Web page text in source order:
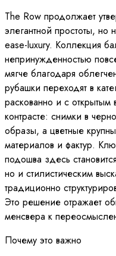
The Row продолжает
элегантной простоты, но
ease-luxury. Коллекция
непринужденностью
мягче благодаря
рубашки переходят в
раскованно и с
контрасте: снимки в
образы, а цветные
материалов и фактур.
подошва здесь
но и стилистическим
традиционно
Это решение отражает
менсвера к
Почему это важно